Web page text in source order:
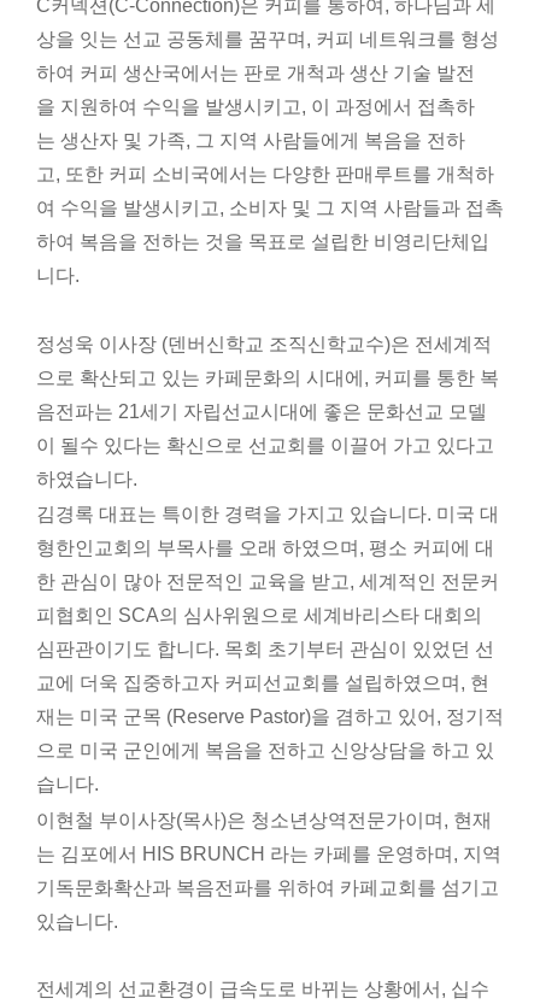
C커넥션 (C-Connection)은 커피를 통하여, 하나님과 세
상을 잇는 선교 공동체를 꿈꾸며 , 커피 네트워크를 형성
하여 커피 생산국에서는 판로 개척과 생산 기술 발전
을 지원하여 수익을 발생시키고, 이 과정에서 접촉하
는 생산자 및 가족, 그 지역 사람들에게 복음을 전하
고, 또한 커피 소비국에서는 다양한 판매루트를 개척하
여 수익을 발생시키고, 소비자 및 그 지역 사람들과 접촉
하여 복음을 전하는 것을 목표로 설립한 비영리단체입
니다.
정성욱 이사장 (덴버신학교 조직신학교수)은 전세계적
으로 확산되고 있는 카페문화의 시대에, 커피를 통한 복
음전파는 21세기 자립선교시대에 좋은 문화선교 모델
이 될수 있다는 확신으로 선교회를 이끌어 가고 있다고
하였습니다.
김경록 대표는 특이한 경력을 가지고 있습니다. 미국 대
형한인교회의 부목사를 오래 하였으며, 평소 커피에 대
한 관심이 많아 전문적인 교육을 받고, 세계적인 전문커
피협회인 SCA의 심사위원으로 세계바리스타 대회의
심판관이기도 합니다. 목회 초기부터 관심이 있었던 선
교에 더욱 집중하고자 커피선교회를 설립하였으며, 현
재는 미국 군목 (Reserve Pastor)을 겸하고 있어, 정기적
으로 미국 군인에게 복음을 전하고 신앙상담을 하고 있
습니다.
이현철 부이사장(목사)은 청소년상역전문가이며, 현재
는 김포에서 HIS BRUNCH 라는 카페를 운영하며, 지역
기독문화확산과 복음전파를 위하여 카페교회를 섬기고
있습니다.
전세계의 선교환경이 급속도로 바뀌는 상황에서, 십수